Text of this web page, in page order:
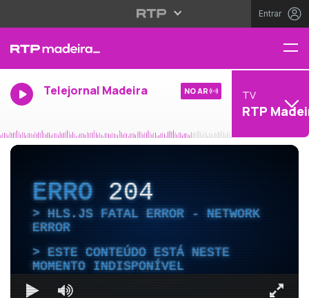
Entrar
Telejornal Madeira NO AR TV
RTP
ERRO204
HLS.JS FATAL ERROR - NETWORK
ERROR
ESTE CONTEÚDO ESTÁ NESTE
MOMENTO INDISPONÍVEL